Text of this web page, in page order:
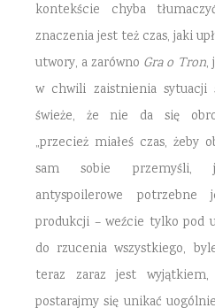
kontekście chyba
znaczenia jest też czas, jaki
utwory, a zarówno Gra o Tron,
w chwili zaistnienia sytuacji
świeże, że nie da się
„przecież miałeś czas, żeby
sam sobie przemyśli,
antyspoilerowe
produkcji – weźcie tylko pod
do rzucenia wszystkiego,
teraz zaraz jest
postarajmy się unikać